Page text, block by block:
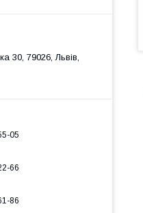
30, 79026, Львів,
05
66
86